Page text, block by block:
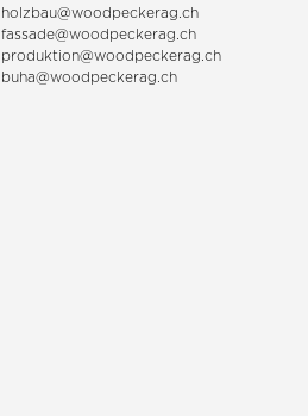
holzbau@woodpeckerag.ch
fassade@woodpeckerag.ch
produktion@woodpeckerag.ch
buha@woodpeckerag.ch